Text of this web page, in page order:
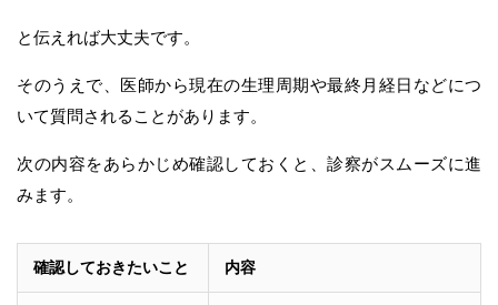
と伝えれば大丈夫です。
そのうえで、医師から現在の生理周期や最終月経日などにつ
いて質問されることがあります。
次の内容をあらかじめ確認しておくと、診察がスムーズに進
みます。
確認しておきたいこと 内容